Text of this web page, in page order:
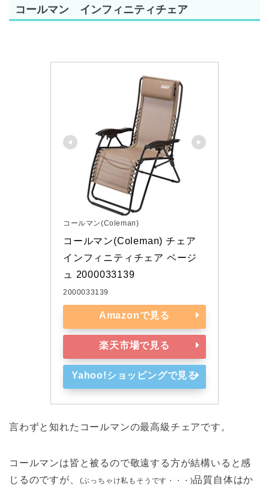
コールマン インフィニティチェア
コールマン(Coleman)
コールマン(Coleman) チェア
インフィニティチェア ベージ
ュ 2000033139
2000033139
Amazonで見る
楽天市場で見る
Yahoo!ショッピングで見る
言わずと知れたコールマンの最高級チェアです。
コールマンは皆と被るので敬遠する方が結構いると感
じるのですが、
(ぶっちゃけ私もそうです・・・)品質自体はか